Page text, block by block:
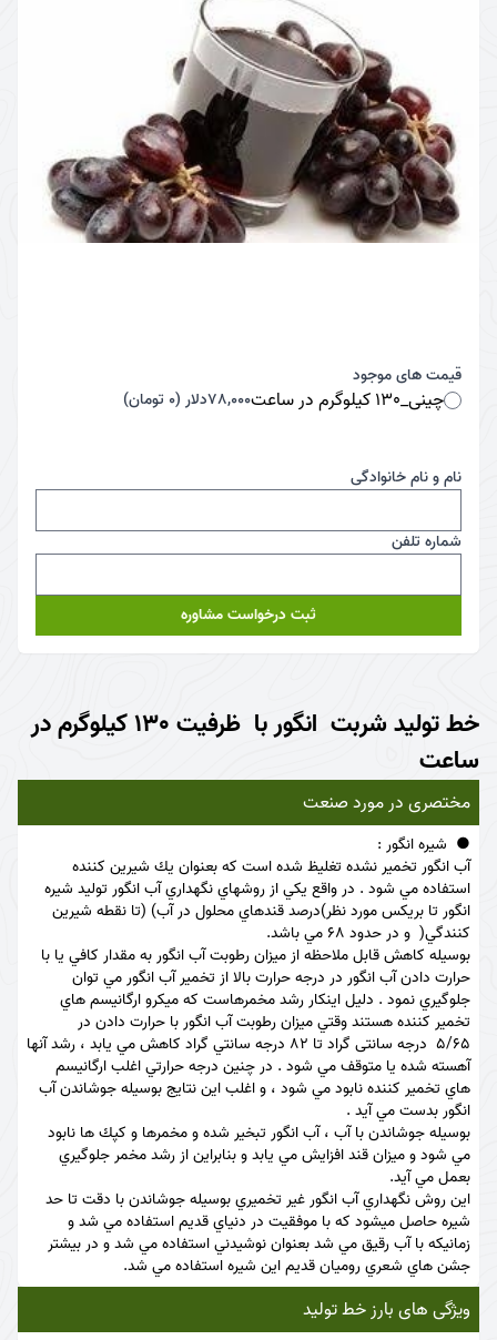
قیمت های موجود
چینی_130 کیلوگرم در ساعت 78,000دلار (0 تومان)
نام و نام خانوادگی
شماره تلفن
ثبت درخواست مشاوره
خط تولید شربت انگور با ظرفیت 130 کیلوگرم در
ساعت
مختصری در مورد صنعت
شيره انگور :
آب انگور تخمير نشده تغليظ شده است كه بعنوان يك شيرين كننده
استفاده مي شود . در واقع يكي از روشهاي نگهداري آب انگور توليد شيره
انگور تا بريكس مورد نظر)درصد قندهاي محلول در آب) (تا نقطه شيرين
كنندگي( و در حدود 68 مي باشد.
بوسيله كاهش قابل ملاحظه از ميزان رطوبت آب انگور به مقدار كافي يا با
حرارت دادن آب انگور در درجه حرارت بالا از تخمير آب انگور مي توان
جلوگيري نمود . دليل اينكار رشد مخمرهاست كه ميكرو ارگانيسم هاي
تخمير كننده هستند وقتي ميزان رطوبت آب انگور با حرارت دادن در
5/65 درجه سانتی گراد تا 82 درجه سانتي گراد كاهش مي يابد ، رشد آنها
آهسته شده يا متوقف مي شود . در چنين درجه حرارتي اغلب ارگانيسم
هاي تخمير كننده نابود مي شود ، و اغلب اين نتايج بوسيله جوشاندن آب
انگور بدست مي آيد .
بوسيله جوشاندن با آب ، آب انگور تبخير شده و مخمرها و كپك ها نابود
مي شود و ميزان قند افزايش مي يابد و بنابراين از رشد مخمر جلوگيري
بعمل مي آيد.
اين روش نگهداري آب انگور غير تخميري بوسيله جوشاندن با دقت تا حد
شيره حاصل ميشود كه با موفقيت در دنياي قديم استفاده مي شد و
زمانيكه با آب رقيق مي شد بعنوان نوشيدني استفاده مي شد و در بيشتر
جشن هاي شعري روميان قديم اين شيره استفاده مي شد.
ویژگی های بارز خط تولید